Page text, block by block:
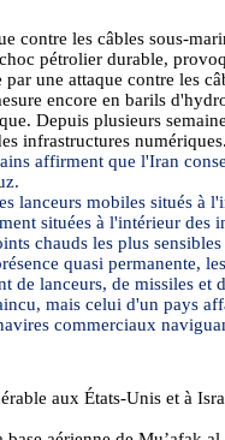
contre les câbles sous-
pétrolier durable,
une attaque contre les
encore en barils
Depuis plusieurs
infrastructures numériques.
affirment que l'Iran
lanceurs mobiles situés à
situées à l'intérieur
chauds les plus
quasi permanente,
de lanceurs, de missiles
mais celui d'un pays
commerciaux
aux États-Unis et à